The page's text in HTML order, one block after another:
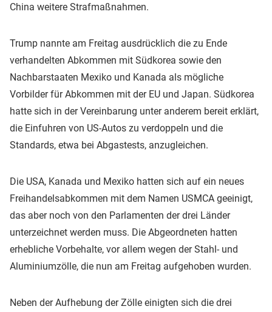
China weitere Strafmaßnahmen.
Trump nannte am Freitag ausdrücklich die zu Ende
verhandelten Abkommen mit Südkorea sowie den
Nachbarstaaten Mexiko und Kanada als mögliche
Vorbilder für Abkommen mit der EU und Japan. Südkorea
hatte sich in der Vereinbarung unter anderem bereit erklärt,
die Einfuhren von US-Autos zu verdoppeln und die
Standards, etwa bei Abgastests, anzugleichen.
Die USA, Kanada und Mexiko hatten sich auf ein neues
Freihandelsabkommen mit dem Namen USMCA geeinigt,
das aber noch von den Parlamenten der drei Länder
unterzeichnet werden muss. Die Abgeordneten hatten
erhebliche Vorbehalte, vor allem wegen der Stahl- und
Aluminiumzölle, die nun am Freitag aufgehoben wurden.
Neben der Aufhebung der Zölle einigten sich die drei